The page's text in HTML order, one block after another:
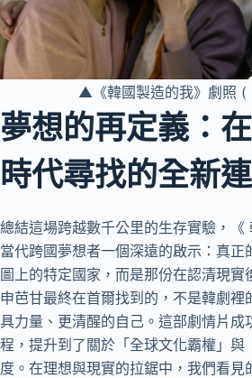
▲《韓國製造的我》劇照
夢想的再定義：
時代尋找的全新
總結這場跨越數千公里的生存實驗，《
當代跨國夢想者一個深遠的啟示：真正
圖上的特定國家，而是那份在認清現實
申芭甘最終在首爾找到的，不是韓劇裡
具力量、更清醒的自己。這部劇情片成
程，提升到了關於「全球文化霸權」與
度。在理想與現實的拉鋸中，我們看見